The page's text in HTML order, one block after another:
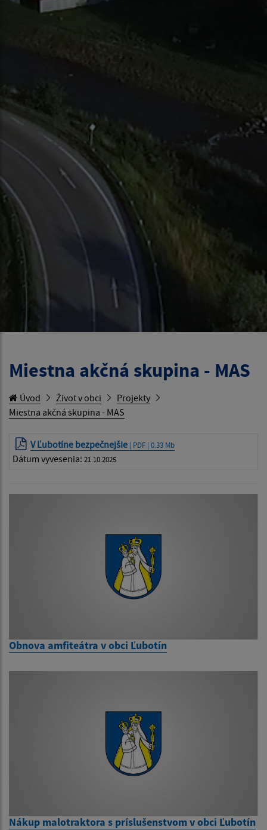
Miestna akčná skupina - MAS
Úvod Život v obci
Projekty
Miestna akčná skupina - MAS
V Ľubotíne bezpečnejšie | PDF | 0.33 Mb
Dátum vyvesenia: 21.10.2025
Obnova amfiteátra v obci Ľubotín
Nákup malotraktora s príslušenstvom v obci Ľubotín